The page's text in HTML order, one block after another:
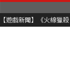
【遊戲新聞】《火線獵